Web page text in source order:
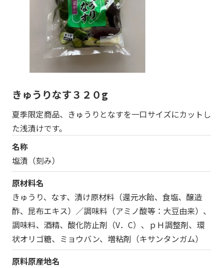
きゅうりなす３２０g
夏季限定商品、きゅうりとなすを一口サイズにカットし
た浅漬けです。
名称
塩漬（刻み）
原材料名
きゅうり、なす、漬け原材料（還元水飴、食塩、醸造
酢、昆布エキス）／調味料（アミノ酸等：大豆由来）、
調味料、酒精、酸化防止剤（V．C）、ｐＨ調整剤、環
状オリゴ糖、ミョウバン、増粘剤（キサンタンガム）
原料原産地名